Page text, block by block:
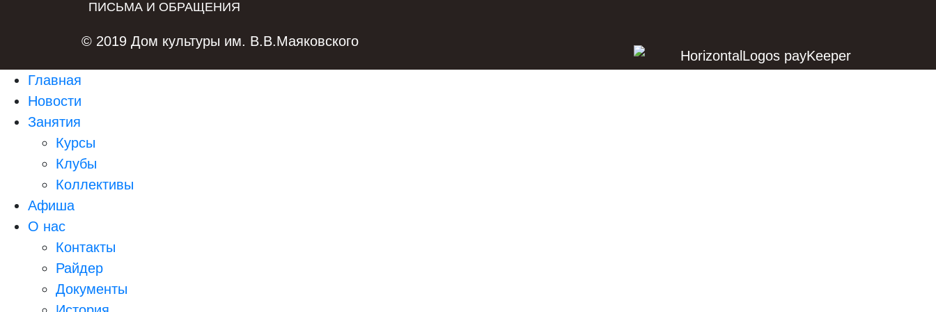
ПИСЬМА И ОБРАЩЕНИЯ
© 2019 Дом культуры им. В.В.Маяковского
Главная
Новости
Занятия
Курсы
Клубы
Коллективы
Афиша
О нас
Контакты
Райдер
Документы